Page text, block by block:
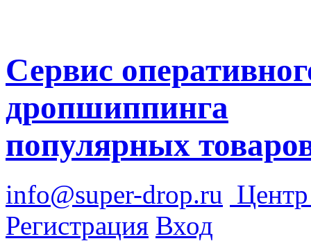
Сервис
дропшиппинга
популярных
info@super-drop.ru
Регистрация Вход